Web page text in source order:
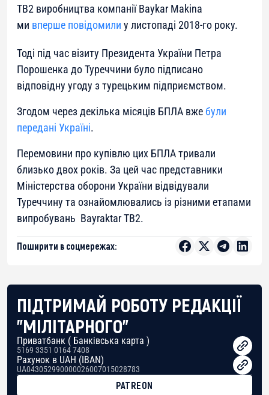
TB2 виробництва компанії Baykar Makina
ми вперше повідомили у листопаді 2018-го року.
Тоді під час візиту Президента України Петра
Порошенка до Туреччини було підписано
відповідну угоду з турецьким підприємством.
Згодом через декілька місяців БПЛА вжебули
передані Україні.
Перемовини про купівлю цих БПЛА тривали
близько двох років. За цей час представники
Міністерства оборони України відвідували
Туреччину та ознайомлювались із різними етапами
випробувань Bayraktar TB2.
Поширити в соцмережах:
ПІДТРИМАЙ РОБОТУ РЕДАКЦІЇ
"МІЛІТАРНОГО"
Приватбанк ( Банківська карта )
5169 3351 0164 7408
Рахунок в UAH (IBAN)
UA043052990000026007015028783
PATREON